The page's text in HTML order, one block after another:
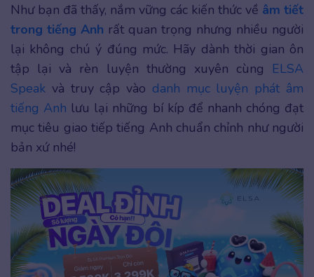
Như bạn đã thấy, nắm vững các kiến thức về âm tiết
trong tiếng Anh rất quan trọng nhưng nhiều người
lại không chú ý đúng mức. Hãy dành thời gian ôn
tập lại và rèn luyện thường xuyên cùng ELSA
Speak và truy cập vào danh mục luyện phát âm
tiếng Anh lưu lại những bí kíp để nhanh chóng đạt
mục tiêu giao tiếp tiếng Anh chuẩn chỉnh như người
bản xứ nhé!